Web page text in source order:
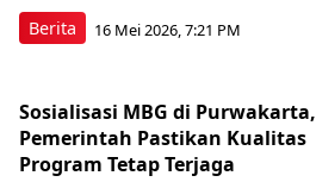
Berita 16 Mei 2026, 7:21 PM
Sosialisasi MBG di Purwakarta,
Pemerintah Pastikan Kualitas
Program Tetap Terjaga